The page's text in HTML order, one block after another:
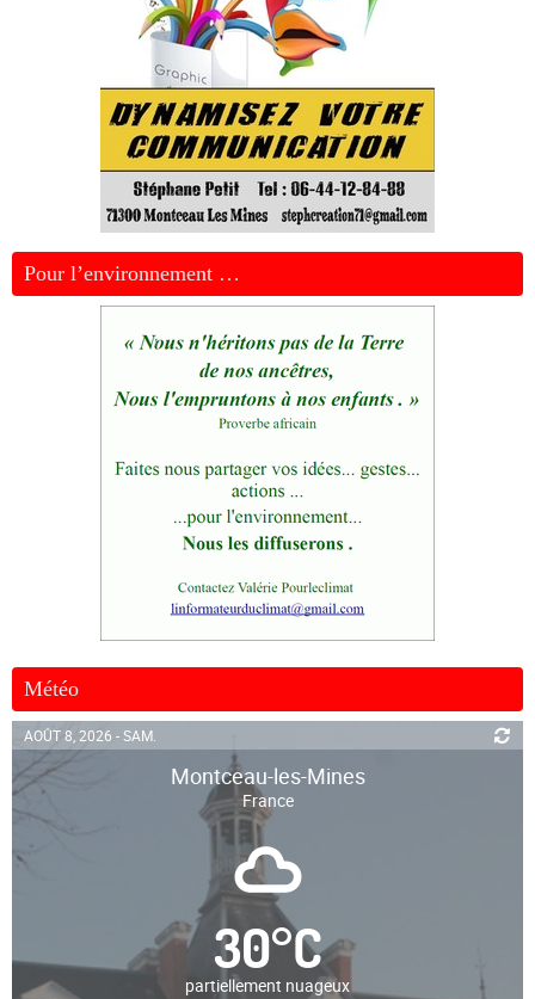
Pour l’environnement …
Météo
AOÛT 8, 2026 - SAM.
Montceau-les-Mines
France
30°C
partiellement nuageux